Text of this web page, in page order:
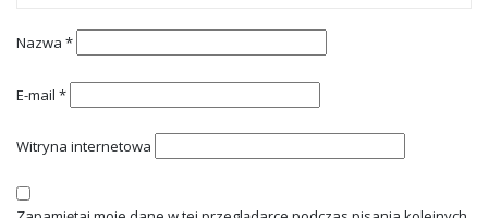
Nazwa *
E-mail *
Witryna internetowa